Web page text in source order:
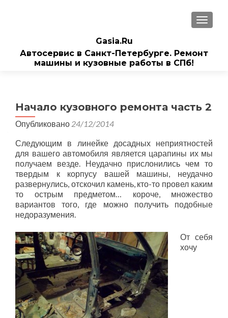
Gasia.Ru
Автосервис в Санкт-Петербурге. Ремонт
машины и кузовные работы в СПб!
Начало кузовного ремонта часть 2
Опубликовано 24/12/2014
Следующим в линейке досадных неприятностей
для вашего автомобиля является царапины их мы
получаем везде. Неудачно прислонились чем то
твердым к корпусу вашей машины, неудачно
развернулись, отскочил камень, кто-то провел каким
то острым предметом… короче, множество
вариантов того, где можно получить подобные
недоразумения.
От себя
хочу